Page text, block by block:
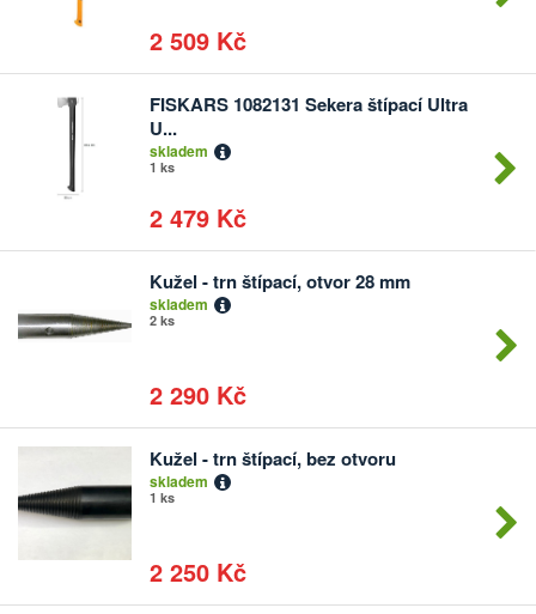
2 509 Kč
FISKARS 1082131 Sekera štípací Ultra
U...
skladem
1 ks
2 479 Kč
Počet
Kužel - trn štípací, otvor 28 mm
skladem
2 ks
2 290 Kč
Počet
kusů
Kužel - trn štípací, bez otvoru
skladem
1 ks
2 250 Kč
Počet
kusů